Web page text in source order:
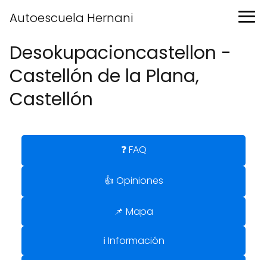
Autoescuela Hernani
Desokupacioncastellon -
Castellón de la Plana,
Castellón
❓ FAQ
👍 Opiniones
📌 Mapa
ℹ️ Información